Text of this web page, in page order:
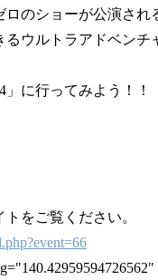
のショーが公演され
ウルトラアドベンチ
に行ってみよう！！
をご覧ください。